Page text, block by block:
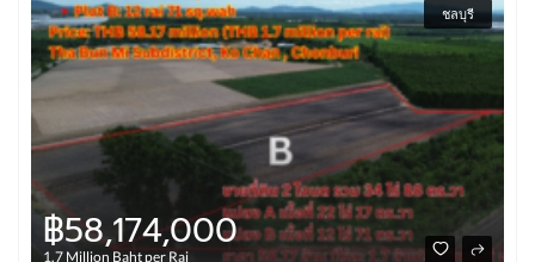
ชลบุรี
฿58,174,000
1.7 Million Baht per Rai